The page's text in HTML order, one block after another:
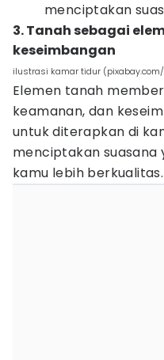
menciptakan
3. Tanah sebagai
keseimbangan
ilustrasi kamar tidur
Elemen tanah
keamanan, dan
untuk diterapkan di
menciptakan suasana
kamu lebih berkualitas.